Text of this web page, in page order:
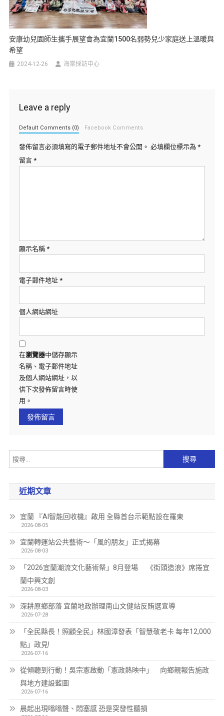
安康幼兒園師生攜手展望會為宜蘭1500名弱勢兒少家庭送上溫暖與
希望
2024-12-26 海棠採訪中心
Leave a reply
Default Comments (0) Facebook Comments
發佈留言必須填寫的電子郵件地址不會公開。 必填欄位標示為 *
留言 *
顯示名稱 *
電子郵件地址 *
個人網站網址
在瀏覽器中儲存顯示
名稱、電子郵件地址
及個人網站網址，以
供下次發佈留言時使
用。
近期文章
宜蘭 『AI智能回收機』啟用 全縣首台示範點設在羅東
2026-08-05
宜蘭轉運站公共藝術～「風的朋友」正式揭幕
2026-08-03
「2026宜蘭潮流文化藝術祭」8月登場 《街頭造浪》席捲宜
蘭中興文創
2026-08-03
深耕原鄉部落 宜蘭地政辦理南山文健站反賄選宣導
2026-07-28
「全民縣長！照顧全民」林國漳發表「智慧敬老卡 每年12,000
點」政見!
2026-07-16
從傾聽到行動！吳宗憲啟動「憲政熱映中」 向鄉親報告施政
與地方建設藍圖
2026-07-16
晨起出現嗡嗡聲、悶塞感 恐是突發性聽損